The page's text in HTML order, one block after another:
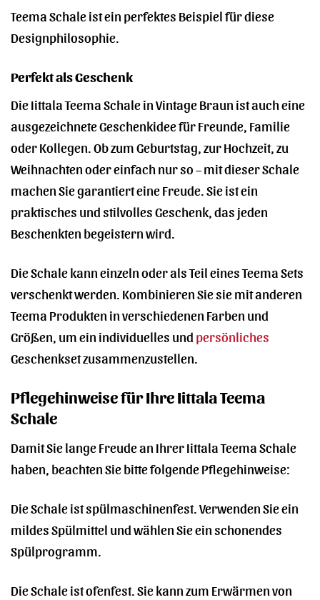
Teema Schale ist ein perfektes Beispiel für diese
Designphilosophie.
Perfekt als Geschenk
Die Iittala Teema Schale in Vintage Braun ist auch eine
ausgezeichnete Geschenkidee für Freunde, Familie
oder Kollegen. Ob zum Geburtstag, zur Hochzeit, zu
Weihnachten oder einfach nur so – mit dieser Schale
machen Sie garantiert eine Freude. Sie ist ein
praktisches und stilvolles Geschenk, das jeden
Beschenkten begeistern wird.
Die Schale kann einzeln oder als Teil eines Teema Sets
verschenkt werden. Kombinieren Sie sie mit anderen
Teema Produkten in verschiedenen Farben und
Größen, um ein individuelles und persönliches
Geschenkset zusammenzustellen.
Pflegehinweise für Ihre Iittala Teema
Schale
Damit Sie lange Freude an Ihrer Iittala Teema Schale
haben, beachten Sie bitte folgende Pflegehinweise:
Die Schale ist spülmaschinenfest. Verwenden Sie ein
mildes Spülmittel und wählen Sie ein schonendes
Spülprogramm.
Die Schale ist ofenfest. Sie kann zum Erwärmen von